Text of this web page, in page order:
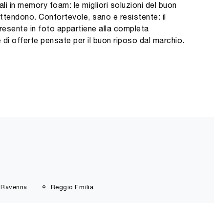
in memory foam: le migliori soluzioni del buon
Confortevole, sano e resistente: il
in foto appartiene alla completa
di offerte pensate per il buon riposo dal marchio.
Ravenna Reggio Emilia